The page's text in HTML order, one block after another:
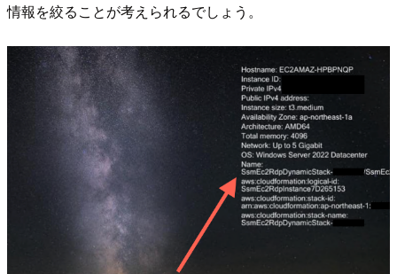
情報を絞ることが考えられるでしょう。